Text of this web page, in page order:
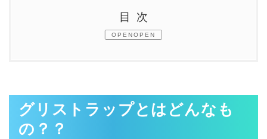
目次
OPEN
は？
3. グリストラップからの悪臭によって生じ
グリストラップとはどんなも
の？？